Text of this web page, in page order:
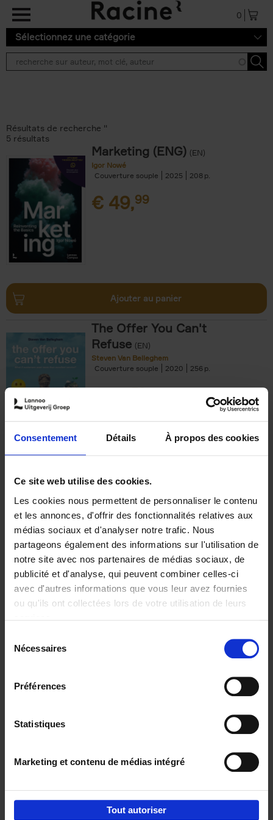
Consentement Détails À propos des cookies
Ce site web utilise des cookies.
Les cookies nous permettent de personnaliser le contenu
et les annonces, d'offrir des fonctionnalités relatives aux
médias sociaux et d'analyser notre trafic. Nous
partageons également des informations sur l'utilisation de
notre site avec nos partenaires de médias sociaux, de
publicité et d'analyse, qui peuvent combiner celles-ci
avec d'autres informations que vous leur avez fournies
ou qu'ils ont collectées lors de votre utilisation de leurs
Nécessaires
Préférences
Statistiques
Marketing et contenu de médias intégré
Tout autoriser
Aller au contenu principal
0
Sélectionnez une catégorie
Résultats de recherche ''
5 résultats
Marketing (ENG) (EN)
Igor Nowé
Couverture souple
2025 208
€ 49,99
Ajouter au panier
The Offer You Can't
Refuse (EN)
Steven Van Belleghem
Couverture souple
2020 256
€37,50
Building Bonds = Building
Business
Jochen Roef Jozefien De Feyter
Carolien Boom
Couverture souple
2025 200
€29,99
Digital marketing like a PRO -
completely revised edition (EN)